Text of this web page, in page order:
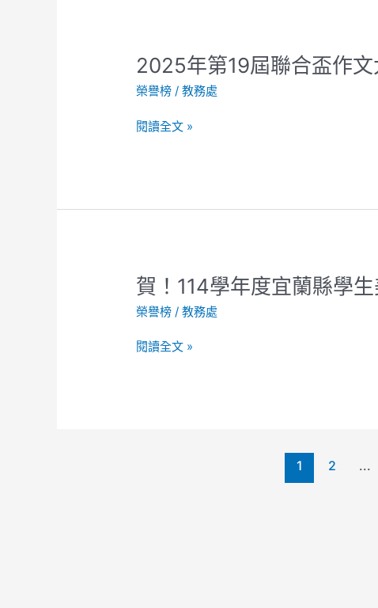
社
會
榮
2025年第19屆聯合盃作
榮譽榜 /教務處
2025
第
19
屆
作
榮
獲
績!
閱讀全文 »
賀！114學年度宜蘭縣學
榮譽榜 /教務處
賀！
114
學
年
度
閱讀全文 »
1 2 ...